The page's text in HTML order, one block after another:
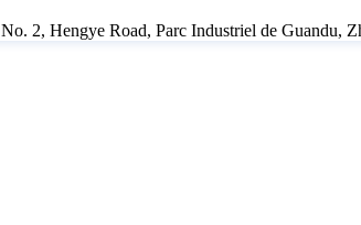
No. 2, Hengye Road, Parc Industriel de Guandu,